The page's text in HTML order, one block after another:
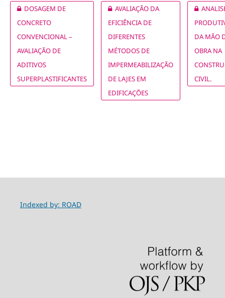
DOSAGEM DE
CONCRETO
CONVENCIONAL –
AVALIAÇÃO DE
ADITIVOS
SUPERPLASTIFICANTES
AVALIAÇÃO DA
EFICIÊNCIA DE
DIFERENTES
MÉTODOS DE
IMPERMEABILIZAÇÃO
DE LAJES EM
EDIFICAÇÕES
DA MÃO
OBRA NA
CIVIL.
Indexed by: ROAD